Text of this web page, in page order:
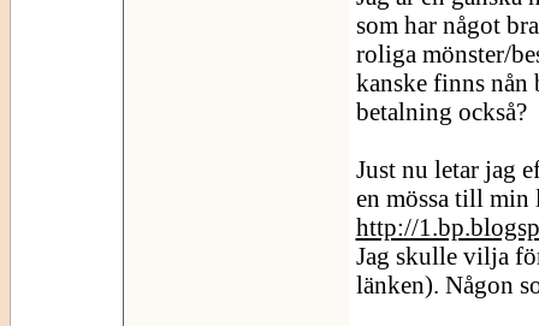
som har något
roliga mönster/
kanske finns nån
betalning också?
Just nu letar jag
en mössa till min
http://
Jag skulle vilja
länken). Någon